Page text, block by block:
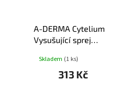
A-DERMA Cytelium
Vysušující sprej
Skladem (1 ks)
313 Kč